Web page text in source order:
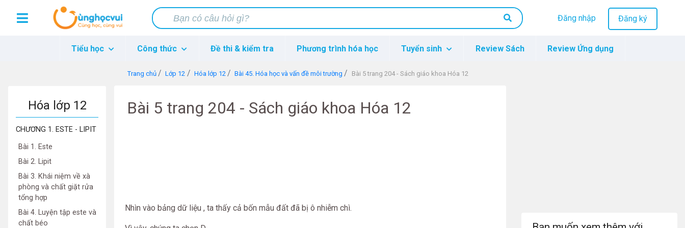
Đăng nhập Đăng ký
Tiểu học Công thức Đề thi & kiểm tra Phương trình hóa học Tuyển sinh Review Sách Review Ứng dụng
Trang chủ Lớp 12 Hóa lớp 12 Bài 45. Hóa học và vấn đề môi trường Bài 5 trang 204 - Sách giáo khoa Hóa 12
Hóa lớp 12
CHƯƠNG 1. ESTE - LIPIT
Bài 1. Este
Bài 2. Lipit
Bài 3. Khái niệm về xà
phòng và chất giặt rửa
tổng hợp
Bài 4. Luyện tập este và
chất béo
Bài 5 trang 204 - Sách giáo khoa Hóa 12
Nhìn vào bảng dữ liệu , ta thấy cả bốn mẫu đất đã bị ô nhiễm chì.